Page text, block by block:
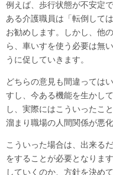
例えば、歩行状態が不安定
ある介護職員は「転倒して
お勧めします。しかし、他
ら、車いすを使う必要は無
うに促していきます。
どちらの意見も間違っては
すし、今ある機能を生かし
し、実際にはこういったこ
溜まり職場の人間関係が悪
こういった場合は、出来る
をすることが必要となりま
していくのか、方針を決め